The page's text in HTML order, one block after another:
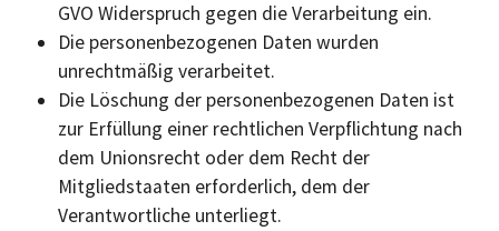
GVO Widerspruch gegen die Verarbeitung ein.
Die personenbezogenen Daten wurden
unrechtmäßig verarbeitet.
Die Löschung der personenbezogenen Daten ist
zur Erfüllung einer rechtlichen Verpflichtung nach
dem Unionsrecht oder dem Recht der
Mitgliedstaaten erforderlich, dem der
Verantwortliche unterliegt.